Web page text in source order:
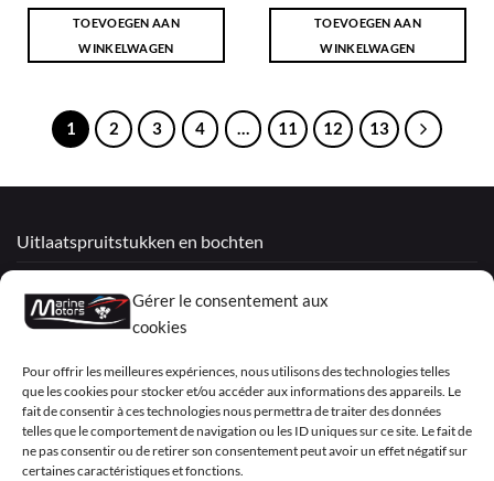
Gérer le consentement aux
cookies
Pour offrir les meilleures expériences, nous utilisons des technologies telles
que les cookies pour stocker et/ou accéder aux informations des appareils. Le
fait de consentir à ces technologies nous permettra de traiter des données
telles que le comportement de navigation ou les ID uniques sur ce site. Le fait de
ne pas consentir ou de retirer son consentement peut avoir un effet négatif sur
certaines caractéristiques et fonctions.
TOEVOEGEN AAN
WINKELWAGEN
TOEVOEGEN AAN
WINKELWAGEN
1 2 3 4 … 11 12 13
Uitlaatspruitstukken en bochten
Mercruiser
VOLVO PENTA / OMC
My Account